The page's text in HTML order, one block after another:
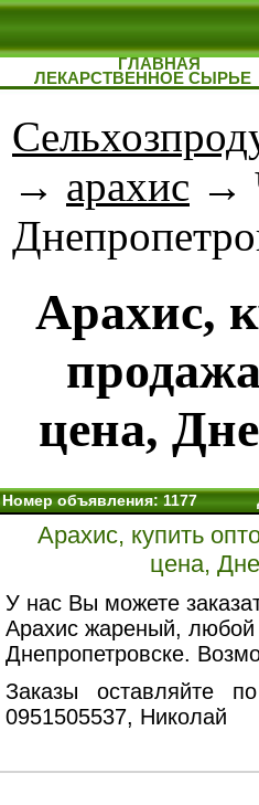
ГЛАВНАЯ
ЛЕКАРСТВЕННОЕ СЫРЬЕ
→ арахис →
Арахис,
цена,
Номер объявления: 1177
Арахис, купить
цена,
У нас Вы можете
Арахис жареный, любой
Днепропетровске.
Заказы оставляйте
0951505537, Николай